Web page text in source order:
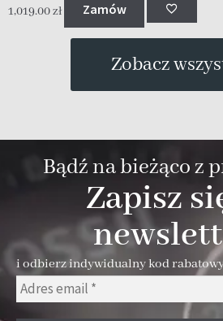
1,019.00zł Zamów
Zobacz
Bądź na bieżąco z
Zapisz
i odbierz indywidualny kod